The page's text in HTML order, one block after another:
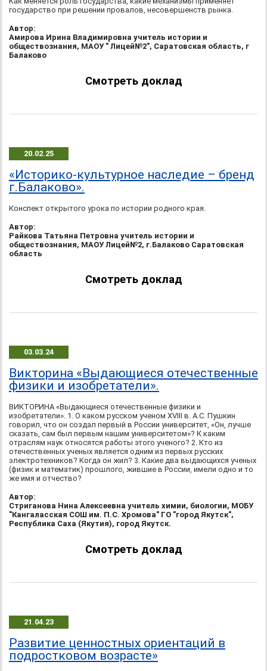
государство при решении провалов, несовершенств рынка.
Автор:
Амирова Ирина Владимировна учитель истории и
обществознания, МАОУ " Лицей№2", Саратовская область, г
Балаково
Смотреть доклад
20.02.25
«Историко-культурное наследие – бренд
г.Балаково».
Конспект открытого урока по истории родного края.
Автор:
Райкова Татьяна Петровна учитель истории и
обществознания, МАОУ Лицей№2, г.Балаково Саратовская
область
Смотреть доклад
03.03.24
Викторина «Выдающиеся отечественные
физики и изобретатели».
ВИКТОРИНА «Выдающиеся отечественные физики и
изобретатели». 1. О каком русском ученом XVIII в. А.С. Пушкин
говорил, что он создал первый в России университет, «Он, лучше
сказать, сам был первым нашим университетом»? К каким
отраслям наук относятся работы этого ученого? 2. Кто из
отечественных ученых является одним из первых русских
электротехников? Когда он жил? 3. Какие два выдающихся ученых
(физик и математик) прошлого, жившие в России, имели одно и то
же имя и отчество?
Автор:
Стриганова Нина Алексеевна учитель химии, биологии, МОБУ
"Кангаласская СОШ им. П.С. Хромова" ГО "город Якутск",
Республика Саха (Якутия), город Якутск.
Смотреть доклад
21.04.23
Развитие ценностных ориентаций в
подростковом возрасте»